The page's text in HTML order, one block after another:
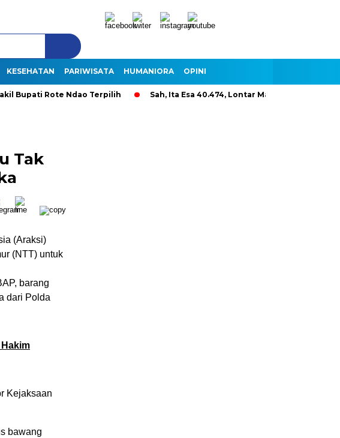
KESEHATAN PARIWISATA HUMANIORA OPINI
Rote Ndao Terpilih Sah, Ita Esa 40.474, Lontar Malole Hanya 9.296,
Tak
(Araksi)
(NTT) untuk
barang
dari Polda
Kejaksaan
bawang